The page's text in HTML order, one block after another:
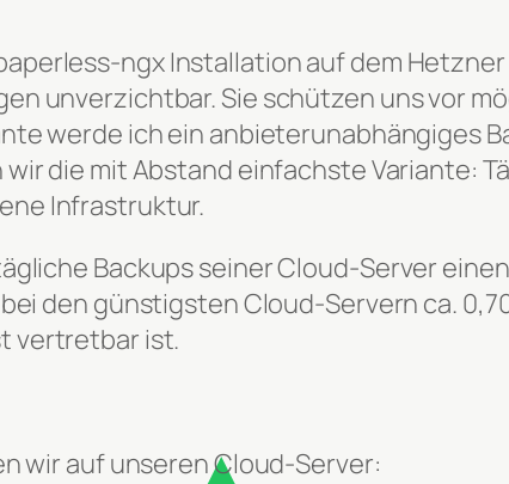
ngx Installation auf dem
unverzichtbar. Sie schützen uns vor
werde ich ein anbieterunabhängiges
die mit Abstand einfachste Variante:
Infrastruktur.
Backups seiner Cloud-Server
den günstigsten Cloud-Servern ca.
vertretbar ist.
wir auf unseren Cloud-Server: